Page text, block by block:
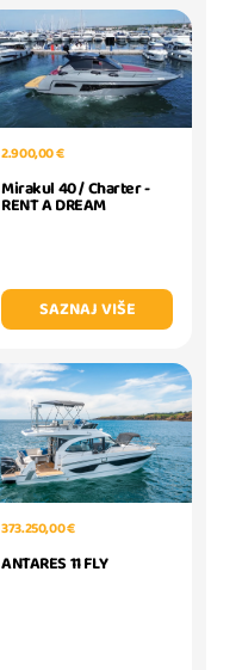
2.900,00 €
Mirakul 40 / Charter -
RENT A DREAM
SAZNAJ VIŠE
373.250,00 €
ANTARES 11 FLY